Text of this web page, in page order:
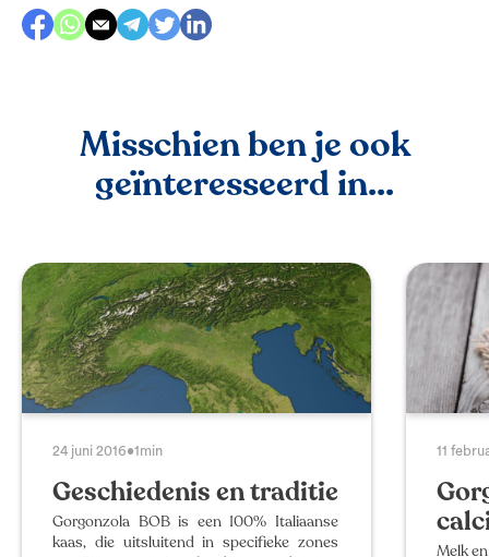
Misschien ben je ook
geïnteresseerd in...
24 juni 2016•1min
Geschiedenis en traditie
Gorgonzola BOB is een 100% Italiaanse
kaas, die uitsluitend in specifieke zones
11
Melk